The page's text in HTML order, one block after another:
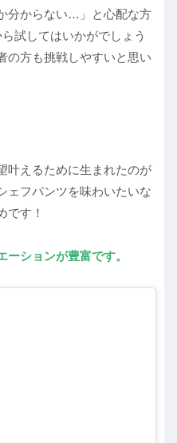
分からない…」と心配な方
試してはいかがでしょう
の方も挑戦しやすいと思い
叶えるために生まれたのが
ェフパンツを味わいたいな
です！
ションが豊富です。